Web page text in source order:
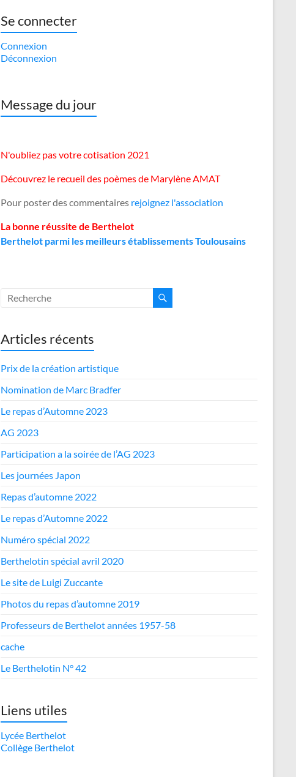
Se connecter
Connexion
Déconnexion
Message du jour
N'oubliez pas votre cotisation 2021
Découvrez le recueil des poèmes de Marylène AMAT
Pour poster des commentaires rejoignez l'association
La bonne réussite de Berthelot
Berthelot parmi les meilleurs établissements Toulousains
Articles récents
Prix de la création artistique
Nomination de Marc Bradfer
Le repas d’Automne 2023
AG 2023
Participation a la soirée de l’AG 2023
Les journées Japon
Repas d’automne 2022
Le repas d’Automne 2022
Numéro spécial 2022
Berthelotin spécial avril 2020
Le site de Luigi Zuccante
Photos du repas d’automne 2019
Professeurs de Berthelot années 1957-58
cache
Le Berthelotin N° 42
Liens utiles
Lycée Berthelot
Collège Berthelot